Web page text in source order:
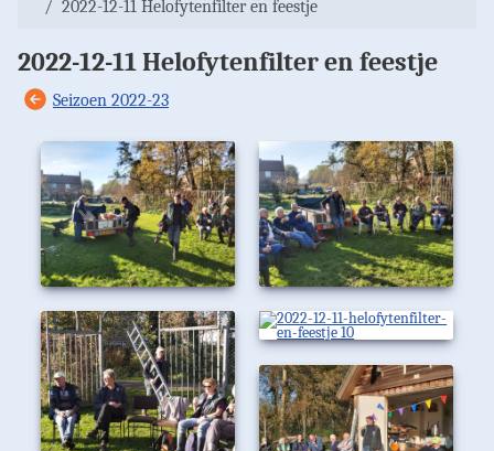
2022-12-11 Helofytenfilter en feestje
2022-12-11 Helofytenfilter en feestje
Seizoen 2022-23